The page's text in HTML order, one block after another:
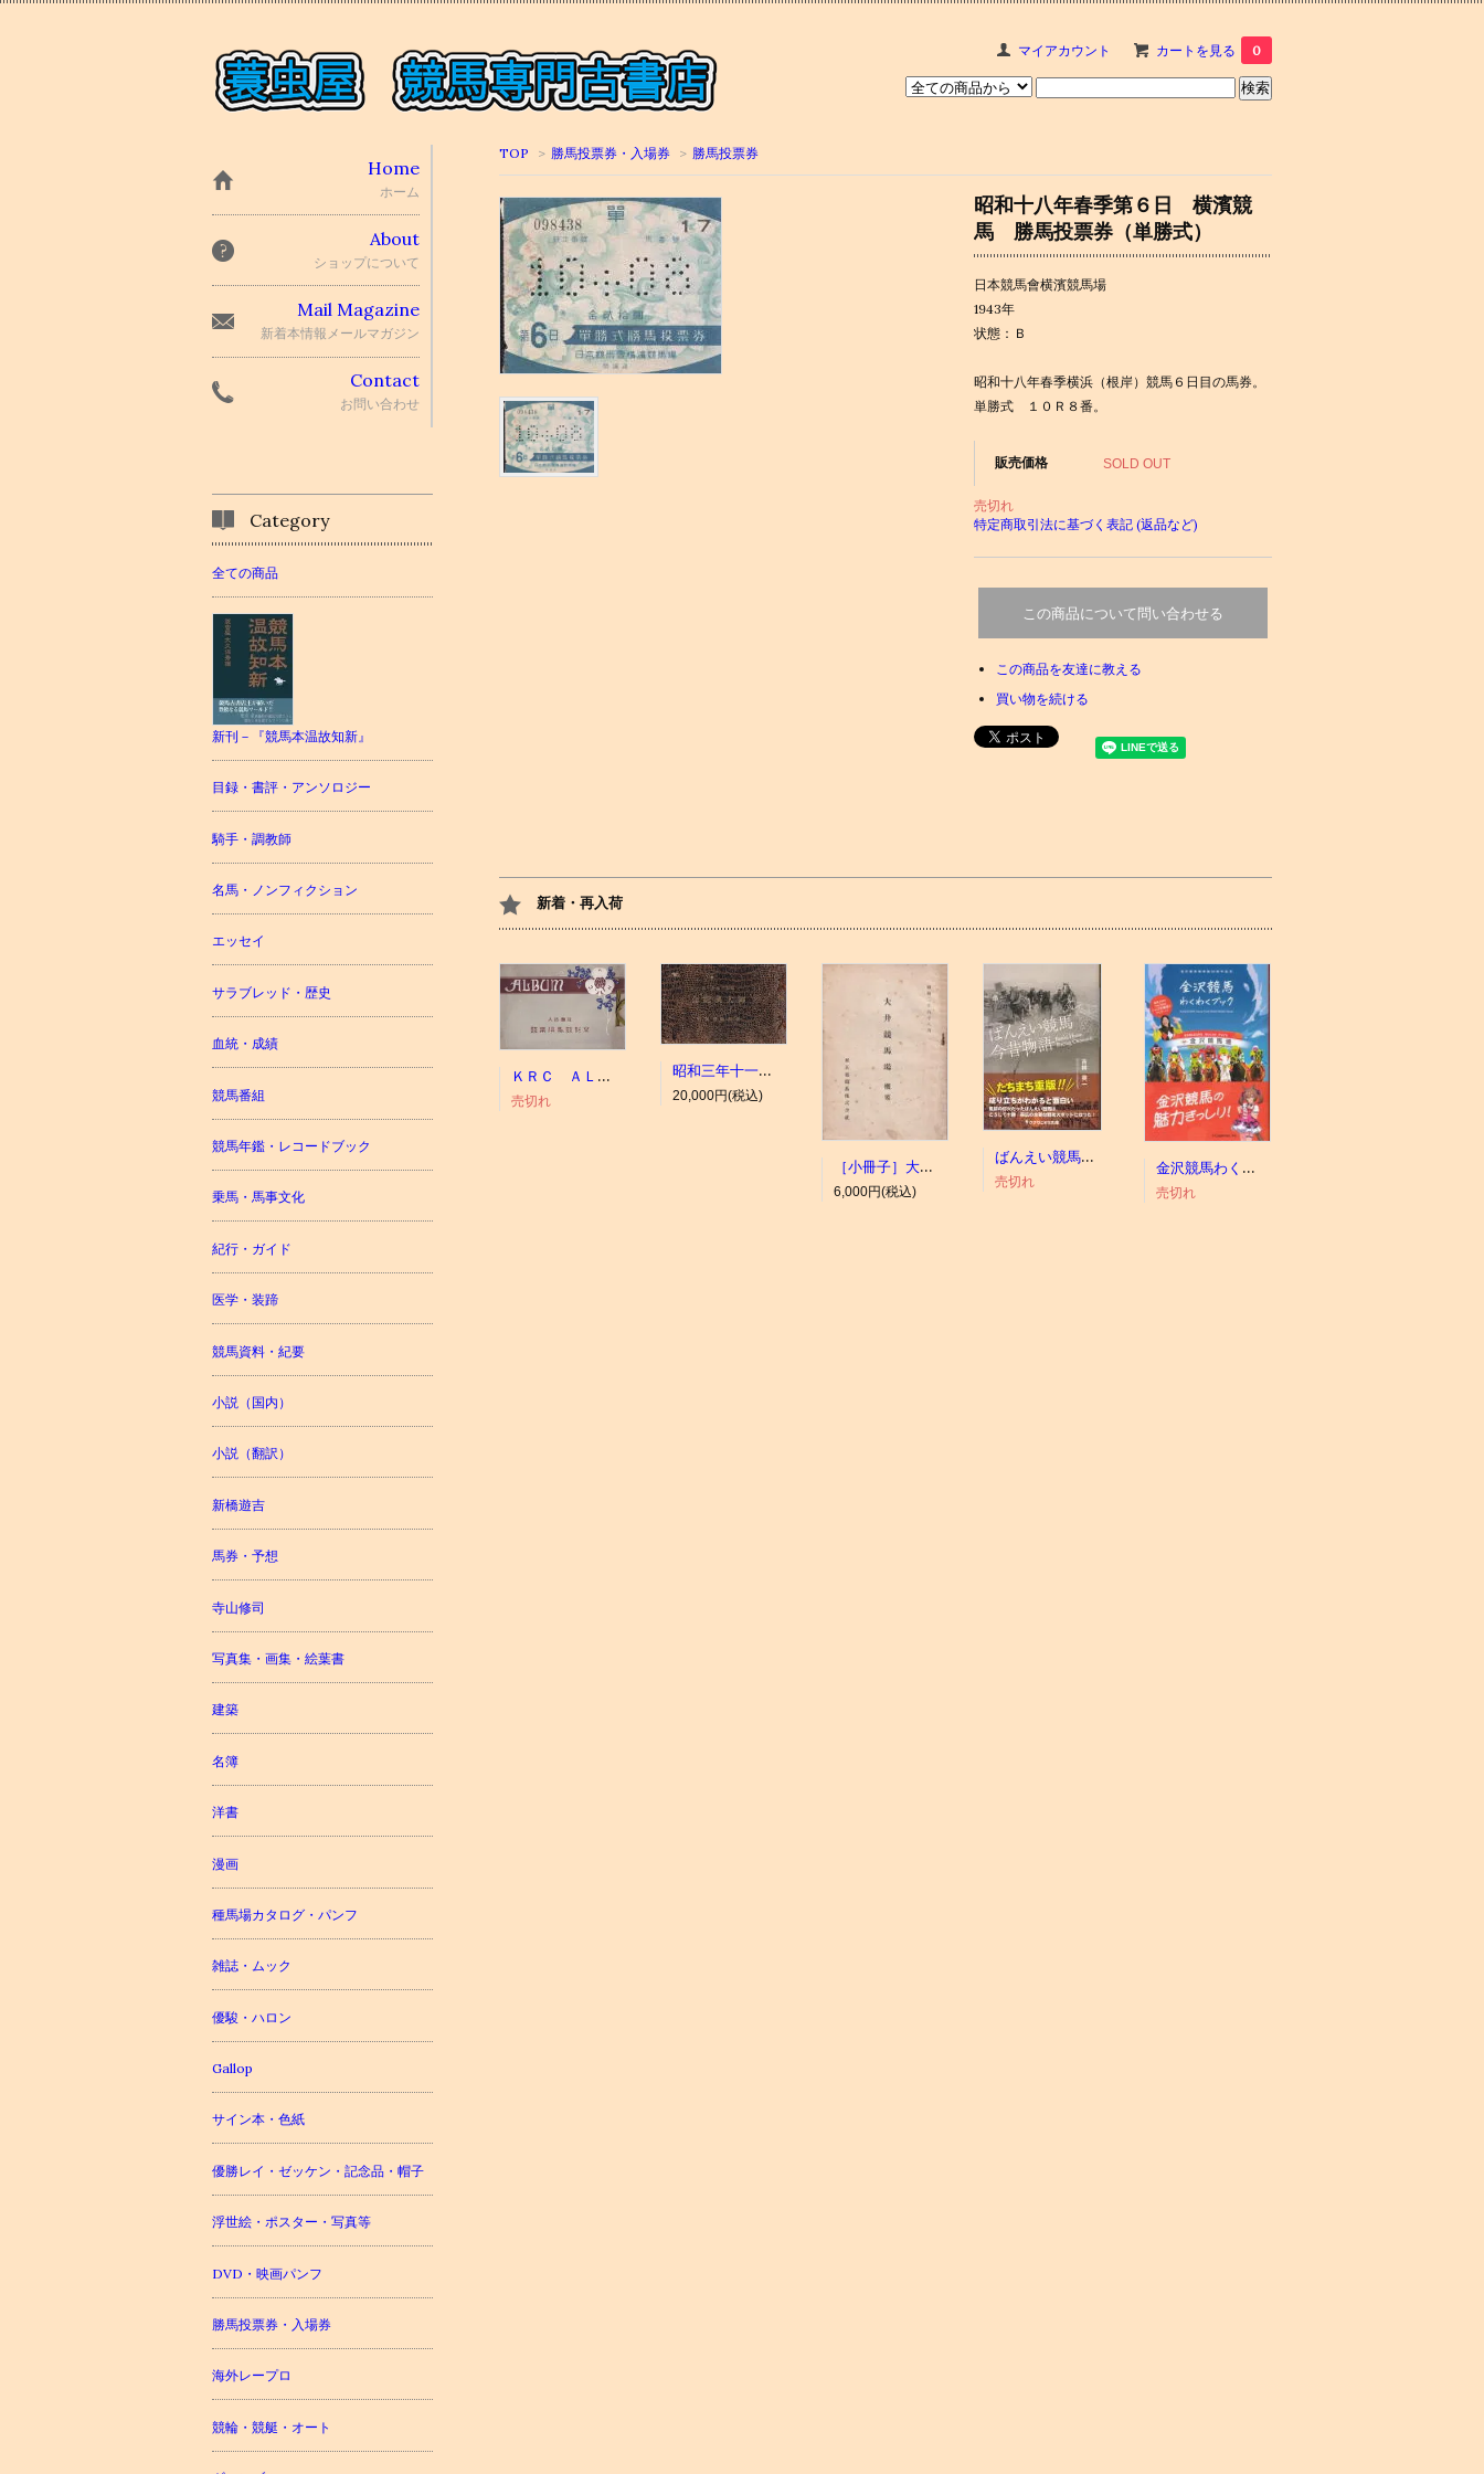
マイアカウント カートを見る 0
TOP > 勝馬投票券・入場券 > 勝馬投票券
昭和十八年春季第６日 横濱競
馬 勝馬投票券（単勝式）
日本競馬會横濱競馬場
1943年
状態：Ｂ
昭和十八年春季横浜（根岸）競馬６日目の馬券。
単勝式 １０Ｒ８番。
販売価格 SOLD OUT
売切れ
特定商取引法に基づく表記 (返品など)
この商品について問い合わせる
この商品を友達に教える
買い物を続ける
新着・再入荷
ＫＲＣ ＡＬＢＵＭ（京都競馬場写真帖）
売切れ
昭和三年十一月 御大典記念
20,000円(税込)
［小冊子］大井競馬場 概要
6,000円(税込)
ばんえい競馬今昔物語
売切れ
金沢競馬わくわくブック
売切れ
Home
ホーム
About
ショップについて
Mail Magazine
新着本情報メールマガジン
Contact
お問い合わせ
Category
全ての商品
新刊－『競馬本温故知新』
目録・書評・アンソロジー
騎手・調教師
名馬・ノンフィクション
エッセイ
サラブレッド・歴史
血統・成績
競馬番組
競馬年鑑・レコードブック
乗馬・馬事文化
紀行・ガイド
医学・装蹄
競馬資料・紀要
小説（国内）
小説（翻訳）
新橋遊吉
馬券・予想
寺山修司
写真集・画集・絵葉書
建築
名簿
洋書
漫画
種馬場カタログ・パンフ
雑誌・ムック
優駿・ハロン
Gallop
サイン本・色紙
優勝レイ・ゼッケン・記念品・帽子
浮世絵・ポスター・写真等
DVD・映画パンフ
勝馬投票券・入場券
海外レープロ
競輪・競艇・オート